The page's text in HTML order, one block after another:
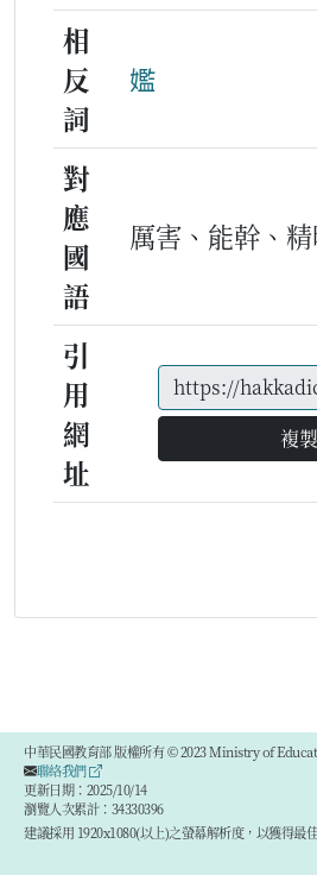
相
反
詞
㜮
對
應
國
語
厲害、能幹、
引
用
網
址
複製
中華民國教育部 版權所有 © 2023 Ministry of
聯絡我們
更新日期：2025/10/14
瀏覽人次累計：34330396
建議採用 1920x1080(以上)之螢幕解析度，以獲得最